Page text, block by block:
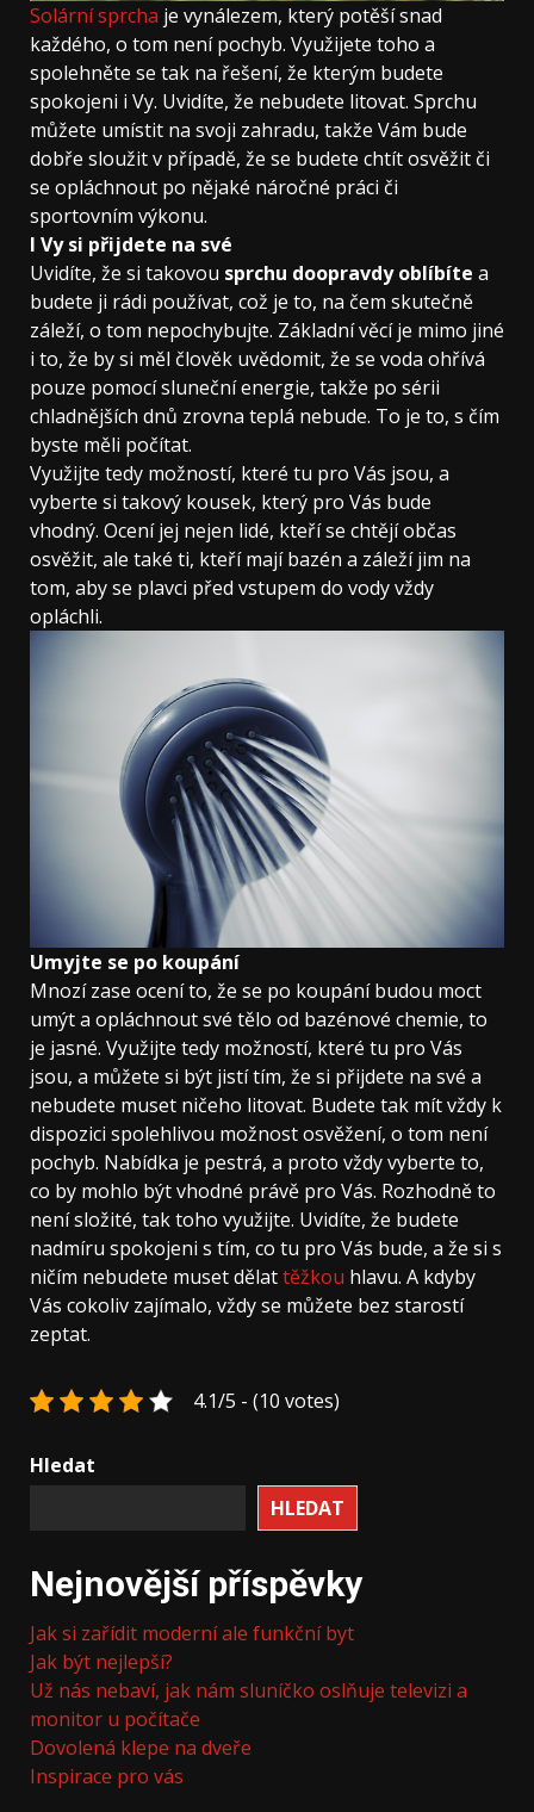
Solární sprcha je vynálezem, který potěší snad
každého, o tom není pochyb. Využijete toho a
spolehněte se tak na řešení, že kterým budete
spokojeni i Vy. Uvidíte, že nebudete litovat. Sprchu
můžete umístit na svoji zahradu, takže Vám bude
dobře sloužit v případě, že se budete chtít osvěžit či
se opláchnout po nějaké náročné práci či
sportovním výkonu.
I Vy si přijdete na své
Uvidíte, že si takovou sprchu doopravdy oblíbíte a
budete ji rádi používat, což je to, na čem skutečně
záleží, o tom nepochybujte. Základní věcí je mimo jiné
i to, že by si měl člověk uvědomit, že se voda ohřívá
pouze pomocí sluneční energie, takže po sérii
chladnějších dnů zrovna teplá nebude. To je to, s čím
byste měli počítat.
Využijte tedy možností, které tu pro Vás jsou, a
vyberte si takový kousek, který pro Vás bude
vhodný. Ocení jej nejen lidé, kteří se chtějí občas
osvěžit, ale také ti, kteří mají bazén a záleží jim na
tom, aby se plavci před vstupem do vody vždy
opláchli.
Umyjte se po koupání
Mnozí zase ocení to, že se po koupání budou moct
umýt a opláchnout své tělo od bazénové chemie, to
je jasné. Využijte tedy možností, které tu pro Vás
jsou, a můžete si být jistí tím, že si přijdete na své a
nebudete muset ničeho litovat. Budete tak mít vždy k
dispozici spolehlivou možnost osvěžení, o tom není
pochyb. Nabídka je pestrá, a proto vždy vyberte to,
co by mohlo být vhodné právě pro Vás. Rozhodně to
není složité, tak toho využijte. Uvidíte, že budete
nadmíru spokojeni s tím, co tu pro Vás bude, a že si s
ničím nebudete muset dělattěžkou hlavu. A kdyby
Vás cokoliv zajímalo, vždy se můžete bez starostí
zeptat.
4.1/5 - (10 votes)
Hledat
HLEDAT
Nejnovější příspěvky
Jak si zařídit moderní ale funkční byt
Jak být nejlepší?
Už nás nebaví, jak nám sluníčko oslňuje televizi a
monitor u počítače
Dovolená klepe na dveře
Inspirace pro vás